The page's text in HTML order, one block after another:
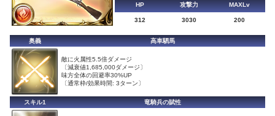
HP 攻撃力 MAXLv
312 3030 200
奥義 高車駟馬
敵に火属性5.5倍ダメージ
〔減衰値1,685,000ダメージ〕
味方全体の回避率30%UP
〔通常枠/効果時間: 3ターン〕
スキル1 竜騎兵の賦性